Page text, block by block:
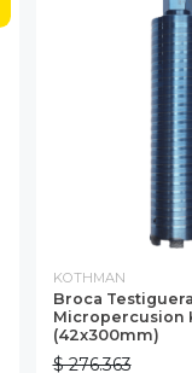
KOTHMAN
Broca Testiguera
Micropercusion
(42x300mm)
$ 276.363